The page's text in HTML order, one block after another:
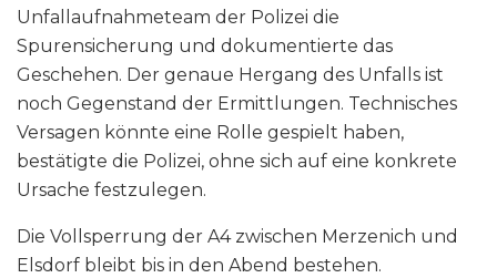
Unfallaufnahmeteam der Polizei die
Spurensicherung und dokumentierte das
Geschehen. Der genaue Hergang des Unfalls ist
noch Gegenstand der Ermittlungen. Technisches
Versagen könnte eine Rolle gespielt haben,
bestätigte die Polizei, ohne sich auf eine konkrete
Ursache festzulegen.
Die Vollsperrung der A4 zwischen Merzenich und
Elsdorf bleibt bis in den Abend bestehen.